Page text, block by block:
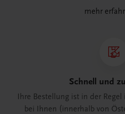
mehr
Schnell und
Ihre Bestellung ist in der
bei Ihnen (innerhalb von